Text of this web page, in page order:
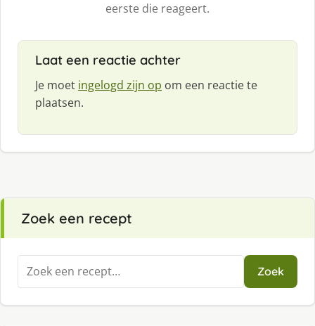
eerste die reageert.
Laat een reactie achter
Je moet ingelogd zijn op om een reactie te
plaatsen.
Zoek een recept
Zoeken
naar:
Zoek